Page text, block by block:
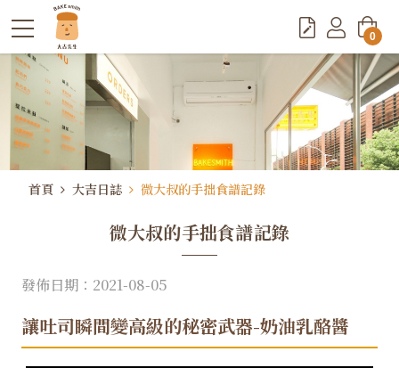
首頁 大吉日誌 微大叔的手拙食譜記錄
微大叔的手拙食譜記錄
發佈日期：2021-08-05
讓吐司瞬間變高級的秘密武器-奶油乳酪醬
0